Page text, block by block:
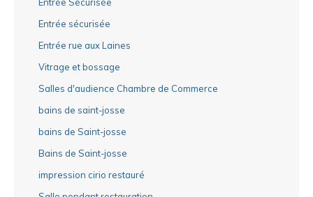
Entrée sécurisée
Entrée rue aux Laines
Vitrage et bossage
Salles d'audience Chambre de Commerce
bains de saint-josse
bains de Saint-josse
Bains de Saint-josse
impression cirio restauré